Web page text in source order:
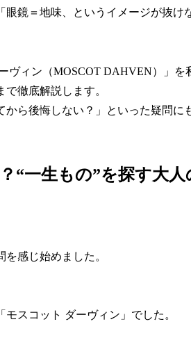
眼鏡＝地味、というイメージが抜
ヴィン（MOSCOT DAHVEN）」を
徹底解説します。
から後悔しない？」といった疑問に
“一生もの”を探す大
感じ始めました。
スコット ダーヴィン」でした。